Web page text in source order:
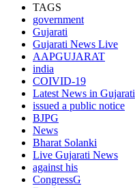
TAGS
government
Gujarati
Gujarati News Live
AAPGUJARAT
india
COIVID-19
Latest News in Gujarati
issued a public notice
BJPG
News
Bharat Solanki
Live Gujarati News
against his
CongressG